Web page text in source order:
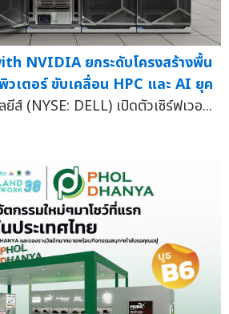
NVIDIA ยกระดับโครงสร้างพื้น
วเตอร์ ขับเคลื่อน HPC และ AI ยุค
ส์ (NYSE: DELL) เปิดตัวเซิร์ฟเวอ...